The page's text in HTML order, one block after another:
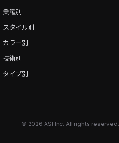
業種別
スタイル別
カラー別
技術別
タイプ別
© 2026 ASI Inc. All rights reserved.